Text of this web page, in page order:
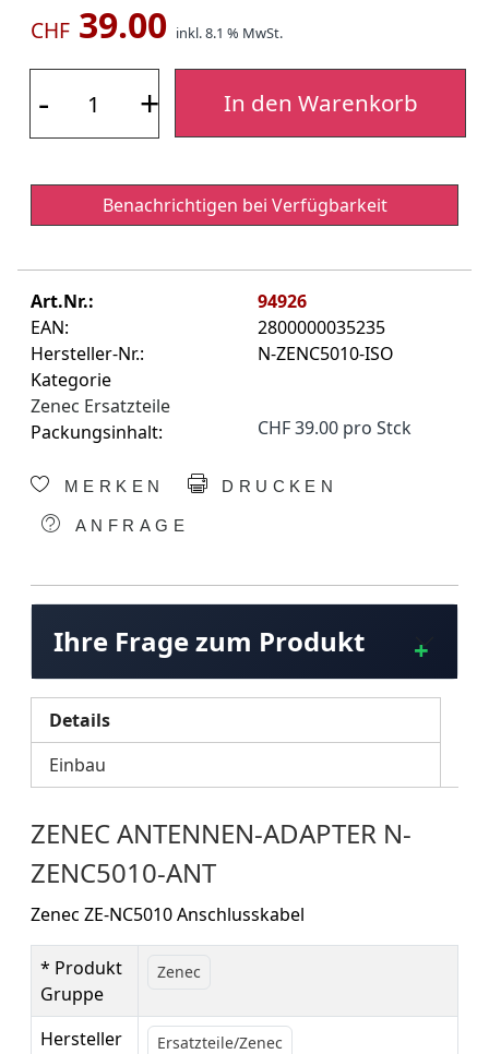
CHF 39.00 inkl. 8.1 % MwSt.
- + In den Warenkorb
Benachrichtigen bei Verfügbarkeit
Art.Nr.:
94926
EAN:
2800000035235
Hersteller-Nr.:
N-ZENC5010-ISO
Kategorie
Zenec Ersatzteile
Packungsinhalt:
CHF 39.00 pro Stck
MERKEN DRUCKEN
ANFRAGE
Ihre Frage zum Produkt
Details
Einbau
ZENEC ANTENNEN-ADAPTER N-
ZENC5010-ANT
Zenec ZE-NC5010 Anschlusskabel
* Produkt
Gruppe
Zenec
Hersteller Ersatzteile/Zenec